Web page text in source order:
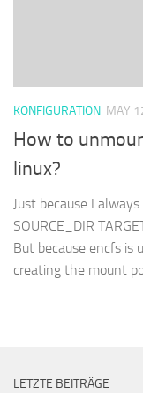
KONFIGURATION MAY
How to
linux?
Just because I
SOURCE_DIR
But because encfs is
creating the mount
LETZTE BEITRÄGE